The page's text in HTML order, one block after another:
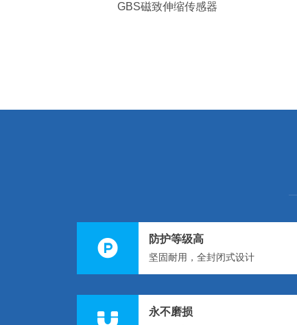
GBS磁致伸缩传感器
防护等级高
坚固耐用，全封闭式设计
永不磨损